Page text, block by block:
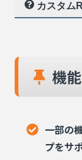
カスタム
機
一部の
プをサ